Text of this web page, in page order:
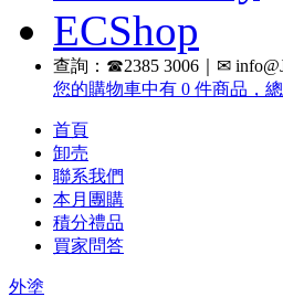
查詢：☎2385 3006｜✉
您的購物車中有 0 件商品，
首頁
卸売
聯系我們
本月團購
積分禮品
買家問答
外塗